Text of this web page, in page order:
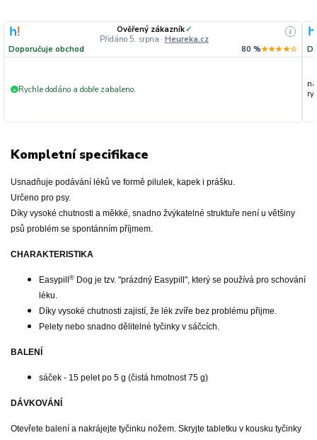
Ověřený zákazník✓
Přidáno 5. srpna · Heureka.cz
i
Doporučuje obchod 80 %★★★★☆
+ Rychle dodáno a dobře zabaleno.
Kompletní specifikace
Usnadňuje podávání léků ve formě pilulek, kapek i prášku.
Určeno pro psy.
Díky vysoké chutnosti a měkké, snadno žvýkatelné struktuře není u většiny
psů problém se spontánním příjmem.
CHARAKTERISTIKA
Easypill ® Dog je tzv. "prázdný Easypill", který se používá pro schování
léku.
Díky vysoké chutnosti zajistí, že lék zvíře bez problému přijme.
Pelety nebo snadno dělitelné tyčinky v sáčcích.
BALENÍ
sáček - 15 pelet po 5 g (čistá hmotnost 75 g)
DÁVKOVÁNÍ
Otevřete balení a nakrájejte tyčinku nožem. Skryjte tabletku v kousku tyčinky